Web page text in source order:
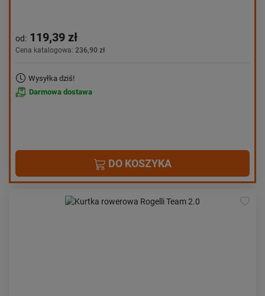
od: 119,39 zł
Cena katalogowa: 236,90 zł
Wysyłka dziś!
Darmowa dostawa
DO KOSZYKA